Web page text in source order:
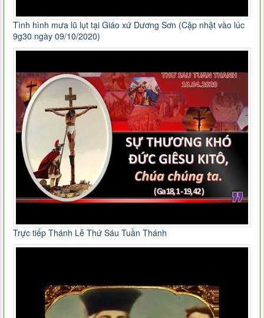
Tình hình mưa lũ lụt tại Giáo xứ Dương Sơn (Cập nhật vào lúc
9g30 ngày 09/10/2020)
Trực tiếp Thánh Lễ Thứ Sáu Tuần Thánh